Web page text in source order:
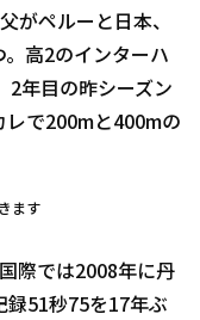
がペルーと日本、
高2のインターハ
2年目の昨シーズン
レで200mと400mの
ます
際では2008年に丹
録51秒75を17年ぶ